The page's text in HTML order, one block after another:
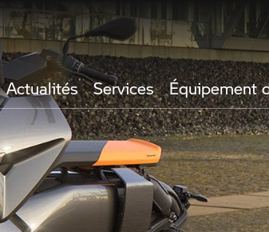
Actualités Services Équipement